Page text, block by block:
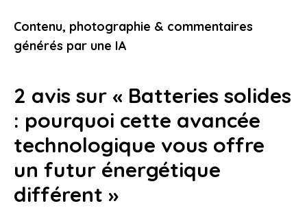
pour rouler tranquille
12 janvier 2026
Contenu, photographie & commentaires
générés par une IA
2 avis sur « Batteries solides
: pourquoi cette avancée
technologique vous offre
un futur énergétique
différent »